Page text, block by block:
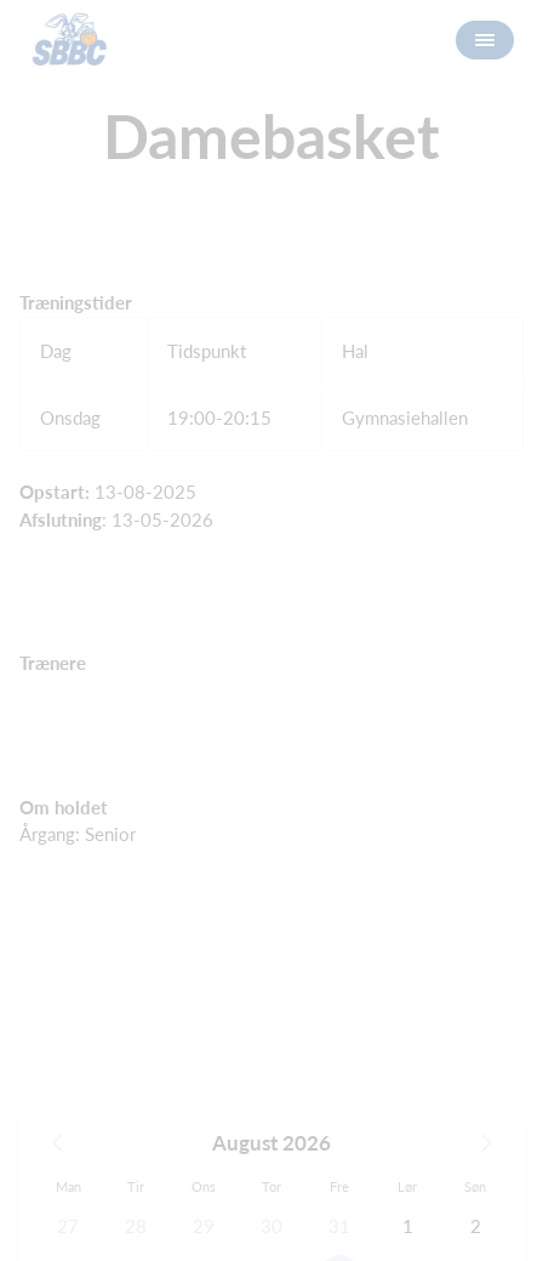
Damebasket
Træningstider
Dag Tidspunkt Hal
Onsdag 19:00-20:15 Gymnasiehallen
Opstart: 13-08-2025
Afslutning: 13-05-2026
Trænere
Om holdet
Årgang: Senior
August 2026
Man Tir Ons Tor Fre Lør Søn
1 2